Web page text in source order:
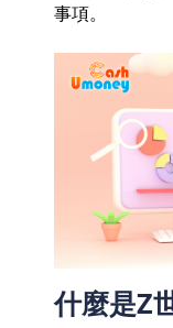
事項。
什麼是Z